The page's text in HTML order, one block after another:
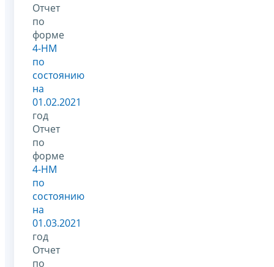
Отчет
по
форме
4-НМ
по
состоянию
на
01.02.2021
год
Отчет
по
форме
4-НМ
по
состоянию
на
01.03.2021
год
Отчет
по